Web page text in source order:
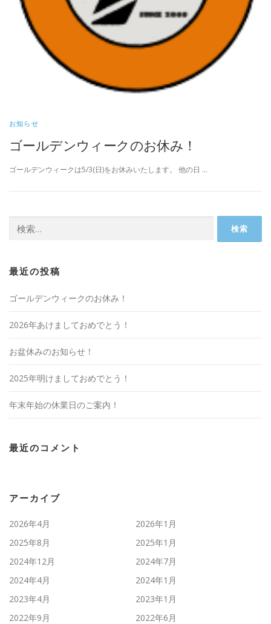
お知らせ
ゴールデンウィークのお休み！
ゴールデンウィークは5/3(日)をお休みいたします。 他の日 …
索:
最近の投稿
ゴールデンウィークのお休み！
2026年あけましておめでとう！
お盆休みのお知らせ！
2025年明けましておめでとう！
年末年始の休業日のご案内！
最近のコメント
アーカイブ
2026年4月
2026年1月
2025年8月
2025年1月
2024年12月
2024年7月
2024年4月
2024年1月
2023年4月
2023年1月
2022年9月
2022年6月